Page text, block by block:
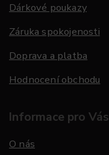
Dárkové poukazy
Záruka spokojenosti
Doprava a platba
Hodnocení obchodu
Informace pro Vás
O nás